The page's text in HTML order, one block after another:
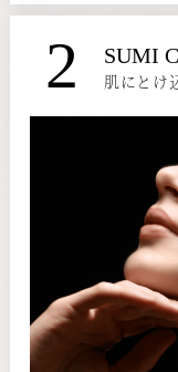
2 SUMI
肌にとけ